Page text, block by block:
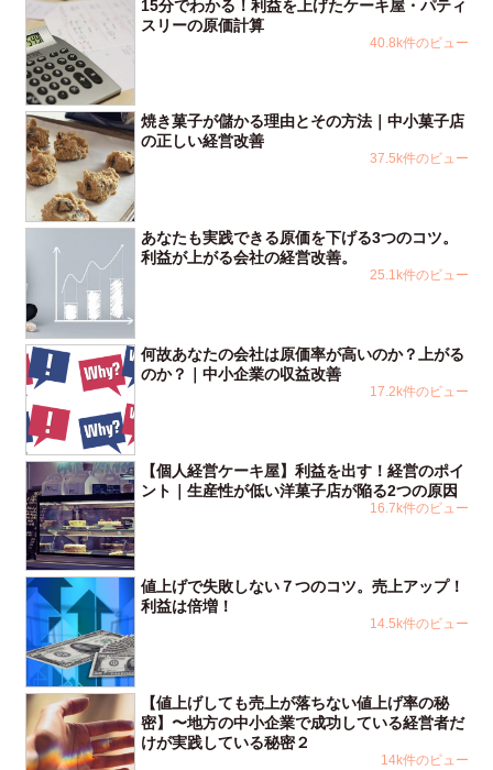
15分でわかる！利益を上げたケーキ屋・パティ
スリーの原価計算
40.8k件のビュー
焼き菓子が儲かる理由とその方法｜中小菓子店
の正しい経営改善
37.5k件のビュー
あなたも実践できる原価を下げる3つのコツ。
利益が上がる会社の経営改善。
25.1k件のビュー
何故あなたの会社は原価率が高いのか？上がる
のか？｜中小企業の収益改善
17.2k件のビュー
【個人経営ケーキ屋】利益を出す！経営のポイ
ント｜生産性が低い洋菓子店が陥る2つの原因
16.7k件のビュー
値上げで失敗しない７つのコツ。売上アップ！
利益は倍増！
14.5k件のビュー
【値上げしても売上が落ちない値上げ率の秘
密】〜地方の中小企業で成功している経営者だ
けが実践している秘密２
14k件のビュー